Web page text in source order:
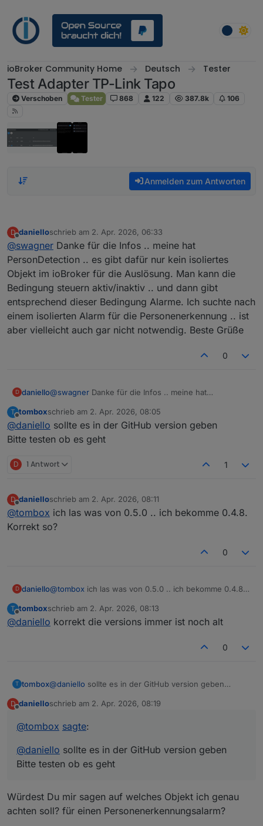
ioBroker Community Home Deutsch Tester
Test Adapter TP-Link Tapo
Verschoben Tester 868 122 387.8k 106
Anmelden zum Antworten
D danielloschrieb am 2. Apr. 2026, 06:33
zuletzt editiert von
@swagner Danke für die Infos .. meine hat
PersonDetection .. es gibt dafür nur kein isoliertes
Objekt im ioBroker für die Auslösung. Man kann die
Bedingung steuern aktiv/inaktiv .. und dann gibt
entsprechend dieser Bedingung Alarme. Ich suchte nach
einem isolierten Alarm für die Personenerkennung .. ist
aber vielleicht auch gar nicht notwendig. Beste Grüße
0
D daniello@swagner Danke für die Infos .. meine hat
Objekt im ioBroker für die Auslösung. Man kann die
Bedingung steuern aktiv/inaktiv .. und dann gibt
entsprechend dieser Bedingung Alarme. Ich suchte
nach einem isolierten Alarm für die
T
Offline
tomboxschrieb am 2. Apr. 2026, 08:05
zuletzt editiert von
@daniello sollte es in der GitHub version geben
Bitte testen ob es geht
D 1 Antwort 1
D
Offline
danielloschrieb am 2. Apr. 2026, 08:11
zuletzt editiert von
@tombox ich las was von 0.5.0 .. ich bekomme 0.4.8.
Korrekt so?
0
D daniello@tombox ich las was von 0.5.0 .. ich bekomme 0.4.8.
T
Offline
tomboxschrieb am 2. Apr. 2026, 08:13
zuletzt editiert von
@daniello korrekt die versions immer ist noch alt
0
T tombox@daniello sollte es in der GitHub version geben
D danielloschrieb am 2. Apr. 2026, 08:19
zuletzt editiert von
@tombox sagte:
@daniello sollte es in der GitHub version geben
Bitte testen ob es geht
Würdest Du mir sagen auf welches Objekt ich genau
achten soll? für einen Personenerkennungsalarm?